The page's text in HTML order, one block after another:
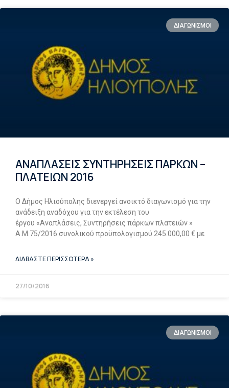
ΔΙΑΓΩΝΙΣΜΟΙ
ΑΝΑΠΛΑΣΕΙΣ ΣΥΝΤΗΡΗΣΕΙΣ ΠΑΡΚΩΝ –
ΠΛΑΤΕΙΩΝ 2016
Ο Δήμος Ηλιούπολης διενεργεί ανοικτό διαγωνισμό για την
ανάδειξη αναδόχου για την εκτέλεση του
έργου «Αναπλάσεις, Συντηρήσεις πάρκων πλατειών »
Α.Μ.75/2016 συνολικού προϋπολογισμού 245.000,00 € με
ΔΙΑΒΑΣΤΕ ΠΕΡΙΣΣΟΤΕΡΑ »
27/10/2016
ΔΙΑΓΩΝΙΣΜΟΙ